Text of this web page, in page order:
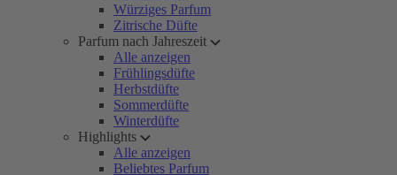
Würziges Parfum
Zitrische Düfte
Parfum nach Jahreszeit
Alle anzeigen
Frühlingsdüfte
Herbstdüfte
Sommerdüfte
Winterdüfte
Highlights
Alle anzeigen
Beliebtes Parfum